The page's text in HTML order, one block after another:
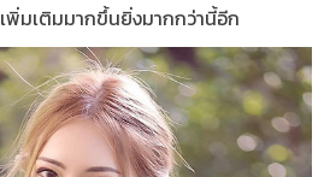
มเติมมากขึ้นยิ่งมากกว่านี้อีก